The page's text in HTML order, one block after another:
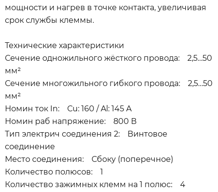
мощности и нагрев в точке контакта, увеличивая
срок службы клеммы.
Технические характеристики
Сечение одножильного жёсткого провода: 2,5…50
мм²
Сечение многожильного гибкого провода: 2,5…50
мм²
Номин ток In: Сu: 160 / Al: 145 А
Номин раб напряжение: 800 В
Тип электрич соединения 2: Винтовое
соединение
Место соединения: Сбоку (поперечное)
Количество полюсов: 1
Количество зажимных клемм на 1 полюс: 4